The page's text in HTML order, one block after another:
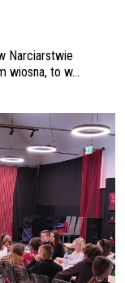
Narciarstwie
wiosna, to w...